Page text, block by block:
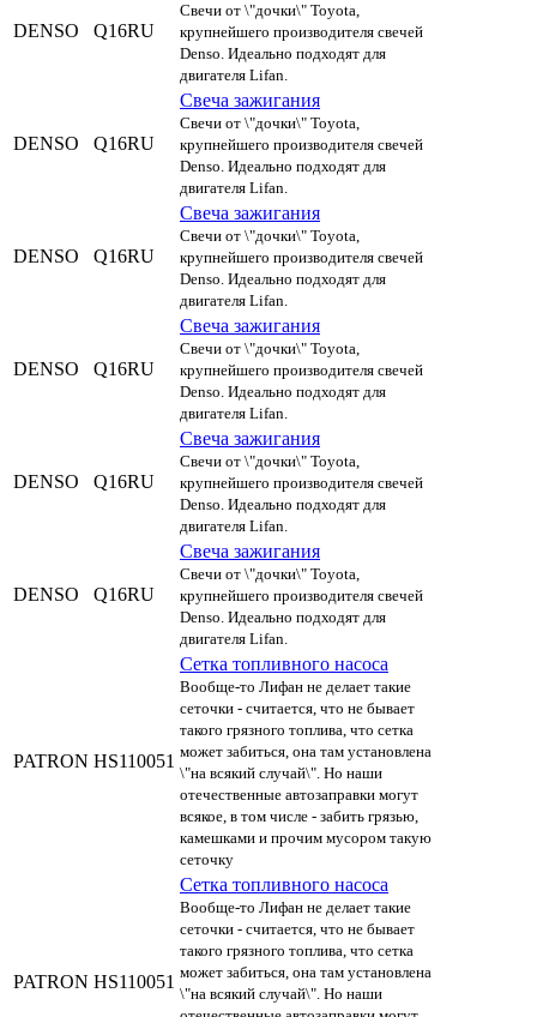
DENSO Q16RU
Свечи от \"дочки\" Toyota,
крупнейшего производителя свечей
Denso. Идеально подходят для
двигателя Lifan.
DENSO Q16RU
Свеча зажигания
Свечи от \"дочки\" Toyota,
крупнейшего производителя свечей
Denso. Идеально подходят для
двигателя Lifan.
DENSO Q16RU
Свеча зажигания
Свечи от \"дочки\" Toyota,
крупнейшего производителя свечей
Denso. Идеально подходят для
двигателя Lifan.
DENSO Q16RU
Свеча зажигания
Свечи от \"дочки\" Toyota,
крупнейшего производителя свечей
Denso. Идеально подходят для
двигателя Lifan.
DENSO Q16RU
Свеча зажигания
Свечи от \"дочки\" Toyota,
крупнейшего производителя свечей
Denso. Идеально подходят для
двигателя Lifan.
DENSO Q16RU
Свеча зажигания
Свечи от \"дочки\" Toyota,
крупнейшего производителя свечей
Denso. Идеально подходят для
двигателя Lifan.
PATRON HS110051
Сетка топливного насоса
Вообще-то Лифан не делает такие
сеточки - считается, что не бывает
такого грязного топлива, что сетка
может забиться, она там установлена
\"на всякий случай\". Но наши
отечественные автозаправки могут
всякое, в том числе - забить грязью,
камешками и прочим мусором такую
сеточку
PATRON HS110051
Сетка топливного насоса
Вообще-то Лифан не делает такие
сеточки - считается, что не бывает
такого грязного топлива, что сетка
может забиться, она там установлена
\"на всякий случай\". Но наши